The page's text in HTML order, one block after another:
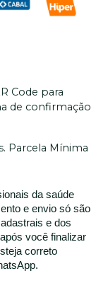
Code para
de confirmação
Parcela Mínima
da saúde
e envio só são
e dos
você finalizar
correto